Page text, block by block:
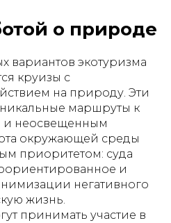
о природе
вариантов экотуризма
круизы с
на природу. Эти
маршруты к
и неосвещенным
окружающей среды
приоритетом: суда
и
негативного
жизнь.
принимать участие в